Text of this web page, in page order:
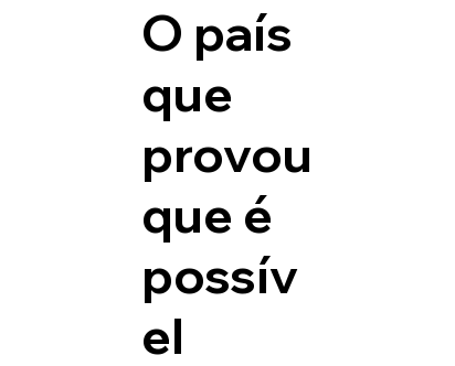
O país
que
provou
que é
possív
el